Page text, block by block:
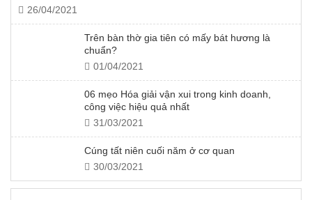
26/04/2021
Trên bàn thờ gia tiên có mấy bát hương là
chuẩn?
01/04/2021
06 mẹo Hóa giải vận xui trong kinh doanh,
công việc hiệu quả nhất
31/03/2021
Cúng tất niên cuối năm ở cơ quan
30/03/2021